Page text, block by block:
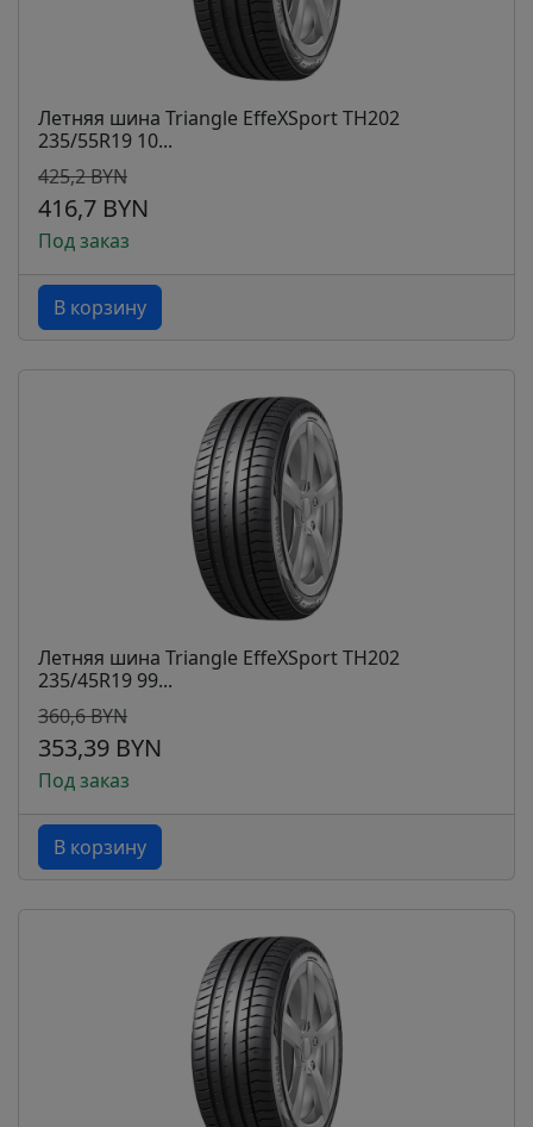
Летняя шина Triangle EffeXSport TH202
235/55R19 10...
425,2 BYN
416,7 BYN
Под заказ
В корзину
Летняя шина Triangle EffeXSport TH202
235/45R19 99...
360,6 BYN
353,39 BYN
Под заказ
В корзину